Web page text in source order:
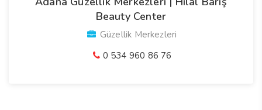
Beauty Center
Güzellik Merkezleri
0 534 960 86 76